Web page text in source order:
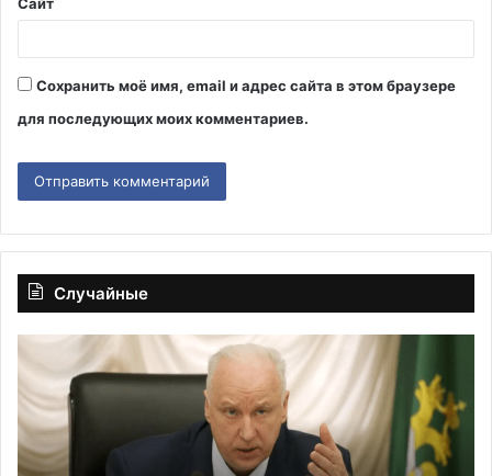
Сайт
Сохранить моё имя, email и адрес сайта в этом браузере
для последующих моих комментариев.
Случайные
возложил
цветы
к
Могиле
Неизвестного